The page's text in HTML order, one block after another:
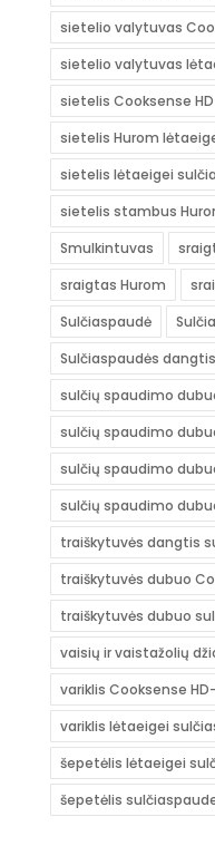
sietelio valytuvas
sietelio valytuvas
sietelis Cooksense
sietelis Hurom
sietelis lėtaeigei
sietelis stambus
Smulkintuvas
sraigtas Hurom
Sulčiaspaudė
Sulčiaspaudės
sulčių spaudimo
sulčių spaudimo
sulčių spaudimo
sulčių spaudimo
traiškytuvės dangtis
traiškytuvės dubuo
traiškytuvės dubuo
vaisių ir vaistažolių
variklis Cooksense
variklis lėtaeigei
šepetėlis lėtaeigei
šepetėlis